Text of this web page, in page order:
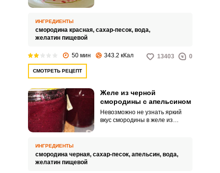
смородины, а во-вторых,
готовится желе быстро и
оближешь.
ИНГРЕДИЕНТЫ
смородина красная, сахар-песок, вода,
желатин пищевой
50 мин 343.2 кКал 13403 0
СМОТРЕТЬ РЕЦЕПТ
Желе из черной
смородины с апельсином
Невозможно не узнать яркий
вкус смородины в желе из
придаст желе невероятный
аромат и необычность вкуса.
ИНГРЕДИЕНТЫ
смородина черная, сахар-песок, апельсин, вода,
желатин пищевой